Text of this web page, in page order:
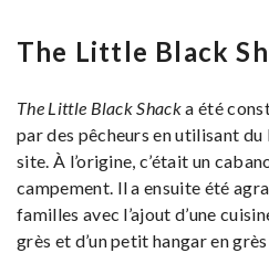
The Little Black
The Little Black Shacka été
par des pêcheurs en utilisant
site. À l’origine, c’était un
campement. Il a ensuite été
familles avec l’ajout d’une
grès et d’un petit hangar en